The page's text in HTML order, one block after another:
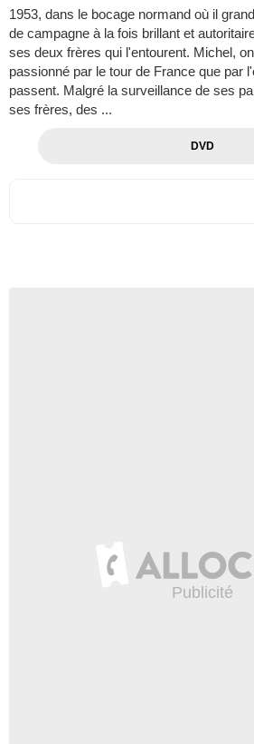
1953, dans le bocage normand où il
de campagne à la fois brillant et
ses deux frères qui l'entourent. Michel,
passionné par le tour de France que par
passent. Malgré la surveillance de ses
ses frères, des ...
DVD